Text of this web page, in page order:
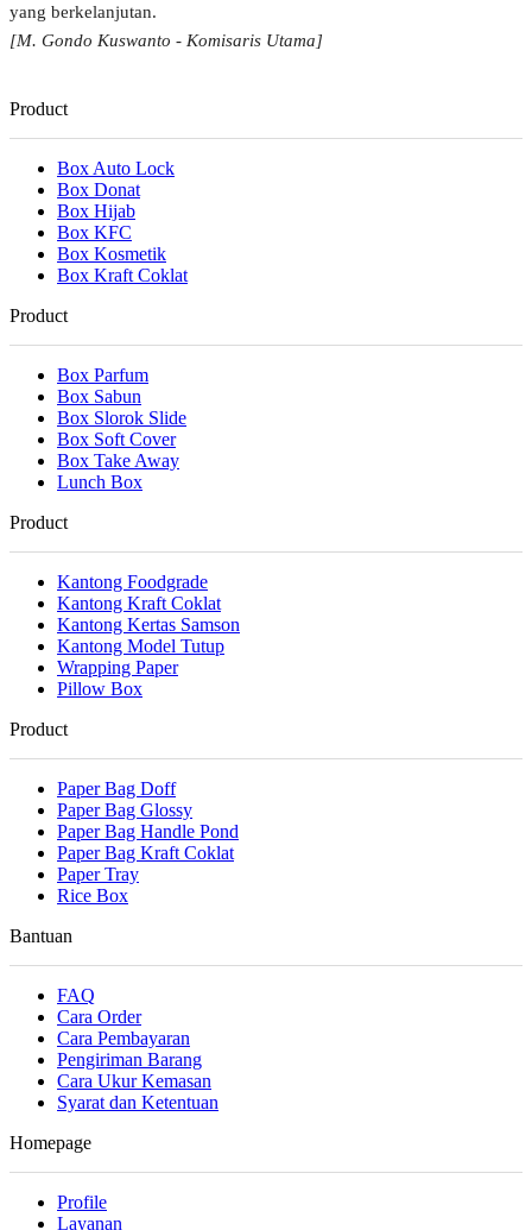
yang berkelanjutan.
[M. Gondo Kuswanto - Komisaris Utama]
Product
Box Auto Lock
Box Donat
Box Hijab
Box KFC
Box Kosmetik
Box Kraft Coklat
Product
Box Parfum
Box Sabun
Box Slorok Slide
Box Soft Cover
Box Take Away
Lunch Box
Product
Kantong Foodgrade
Kantong Kraft Coklat
Kantong Kertas Samson
Kantong Model Tutup
Wrapping Paper
Pillow Box
Product
Paper Bag Doff
Paper Bag Glossy
Paper Bag Handle Pond
Paper Bag Kraft Coklat
Paper Tray
Rice Box
Bantuan
FAQ
Cara Order
Cara Pembayaran
Pengiriman Barang
Cara Ukur Kemasan
Syarat dan Ketentuan
Homepage
Profile
Layanan